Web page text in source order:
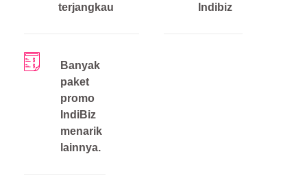
terjangkau
Indibiz
Banyak
paket
promo
IndiBiz
menarik
lainnya.